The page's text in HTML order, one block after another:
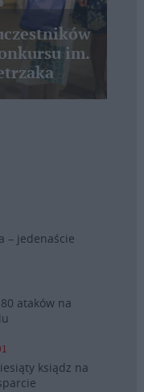
im.
– jedenaście
ataków na
ksiądz na